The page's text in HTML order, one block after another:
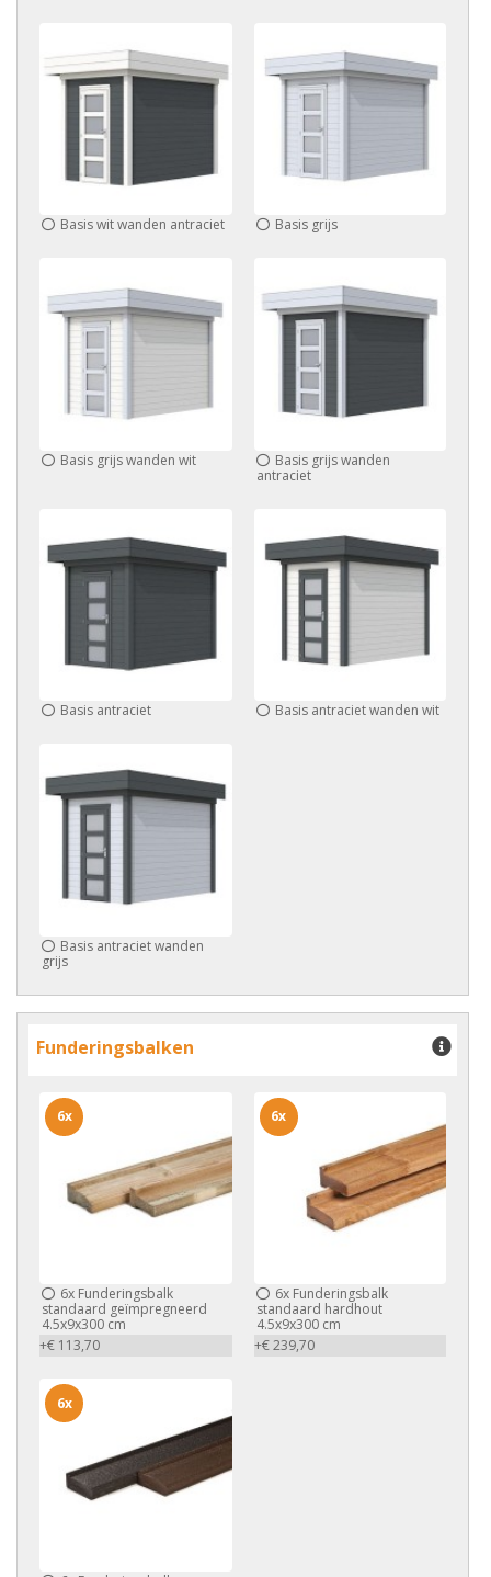
Basis wit wanden antraciet Basis grijs
Basis grijs wanden wit
Basis grijs wanden
antraciet
Basis antraciet Basis antraciet wanden wit
Basis antraciet wanden
grijs
Funderingsbalken
6x Funderingsbalk
standaard geïmpregneerd
4.5x9x300 cm
+€ 113,70
6x
6xFunderingsbalk
standaard hardhout
4.5x9x300 cm
+€ 239,70
6x
6x